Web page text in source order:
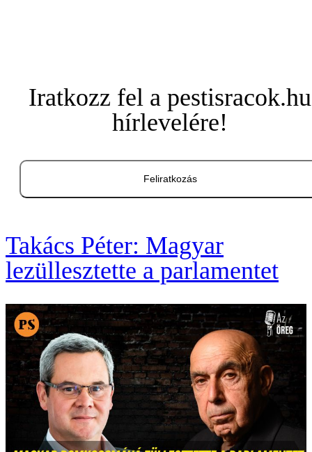
Iratkozz fel a pestisracok.hu
hírlevelére!
Feliratkozás
Takács Péter: Magyar
lezüllesztette a parlamentet